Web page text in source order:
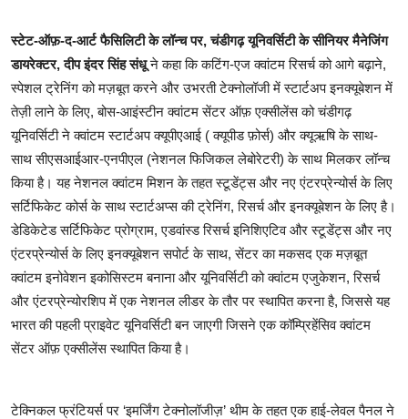
स्टेट-ऑफ़-द-आर्ट फैसिलिटी के लॉन्च पर,चंडीगढ़ यूनिवर्सिटी के सीनियर मैनेजिंग
डायरेक्टर,दीप इंदर सिंह संधूने कहा कि कटिंग-एज क्वांटम रिसर्च को आगे बढ़ाने,
स्पेशल ट्रेनिंग को मज़बूत करने और उभरती टेक्नोलॉजी में स्टार्टअप इनक्यूबेशन में
तेज़ी लाने के लिए, बोस-आइंस्टीन क्वांटम सेंटर ऑफ़ एक्सीलेंस को चंडीगढ़
यूनिवर्सिटी ने क्वांटम स्टार्टअप क्यूपीएआई ( क्यूपीड फ़ोर्स) और क्यूऋषि के साथ-
साथ सीएसआईआर-एनपीएल (नेशनल फिजिकल लेबोरेटरी) के साथ मिलकर लॉन्च
किया है। यह नेशनल क्वांटम मिशन के तहत स्टूडेंट्स और नए एंटरप्रेन्योर्स के लिए
सर्टिफिकेट कोर्स के साथ स्टार्टअप्स की ट्रेनिंग, रिसर्च और इनक्यूबेशन के लिए है।
डेडिकेटेड सर्टिफिकेट प्रोग्राम, एडवांस्ड रिसर्च इनिशिएटिव और स्टूडेंट्स और नए
एंटरप्रेन्योर्स के लिए इनक्यूबेशन सपोर्ट के साथ, सेंटर का मकसद एक मज़बूत
क्वांटम इनोवेशन इकोसिस्टम बनाना और यूनिवर्सिटी को क्वांटम एजुकेशन, रिसर्च
और एंटरप्रेन्योरशिप में एक नेशनल लीडर के तौर पर स्थापित करना है, जिससे यह
भारत की पहली प्राइवेट यूनिवर्सिटी बन जाएगी जिसने एक कॉम्प्रिहेंसिव क्वांटम
सेंटर ऑफ़ एक्सीलेंस स्थापित किया है।
टेक्निकल फ्रंटियर्स पर ‘इमर्जिंग टेक्नोलॉजीज़’ थीम के तहत एक हाई-लेवल पैनल ने